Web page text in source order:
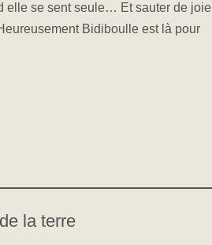
elle se sent seule… Et sauter de joie
Bidiboulle est là pour
la terre